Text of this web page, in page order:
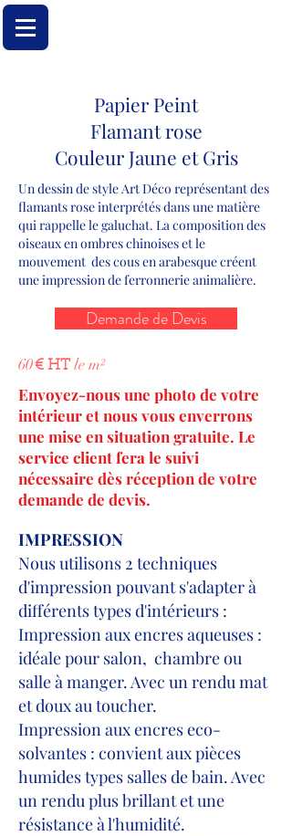
Papier Peint
Flamant rose
Couleur Jaune et Gris
Un dessin de style Art Déco représentant des
flamants rose interprétés dans une matière
qui rappelle le galuchat. La composition des
oiseaux en ombres chinoises et le
mouvement des cous en arabesque créent
une impression de ferronnerie animalière.
Demande de Devis
60€ HT le m²
Envoyez-nous une photo de votre
intérieur et nous vous enverrons
une mise en situation gratuite. Le
service client fera le suivi
nécessaire dès réception de votre
demande de devis.
IMPRESSION
Nous utilisons 2 techniques
d'impression pouvant s'adapter à
différents types d'intérieurs :
Impression aux encres aqueuses :
idéale pour salon, chambre ou
salle à manger. Avec un rendu mat
et doux au toucher.
Impression aux encres eco-
solvantes : convient aux pièces
humides types salles de bain. Avec
un rendu plus brillant et une
résistance à l'humidité.